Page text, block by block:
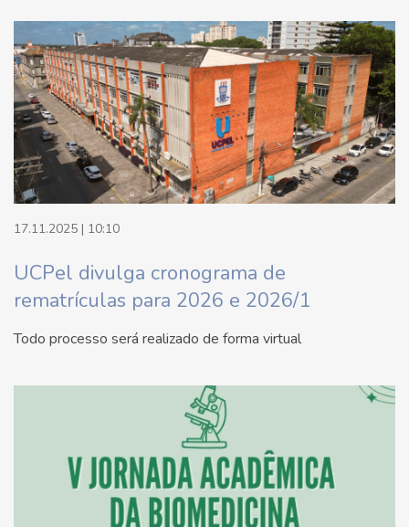
17.11.2025 | 10:10
UCPel divulga cronograma de
rematrículas para 2026 e 2026/1
Todo processo será realizado de forma virtual